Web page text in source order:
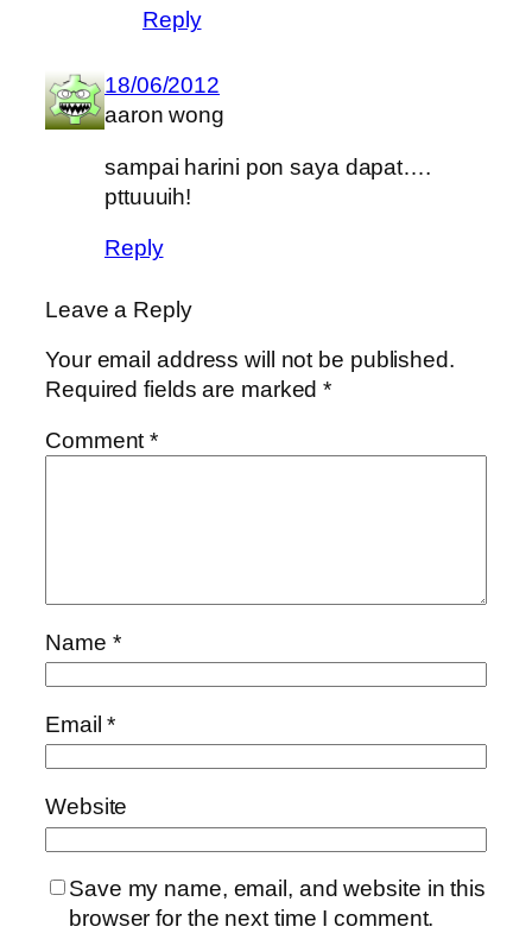
Reply
18/06/2012
aaron wong
sampai harini pon saya dapat….
pttuuuih!
Reply
Leave a Reply
Your email address will not be published.
Required fields are marked*
Comment*
Name *
Email*
Website
Save my name, email, and website in this
browser for the next time I comment.